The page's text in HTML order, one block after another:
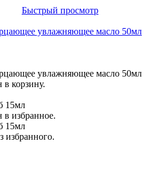
Быстрый просмотр
увлажняющее масло 50мл
увлажняющее масло 50мл
в корзину.
15мл
в избранное.
15мл
избранного.